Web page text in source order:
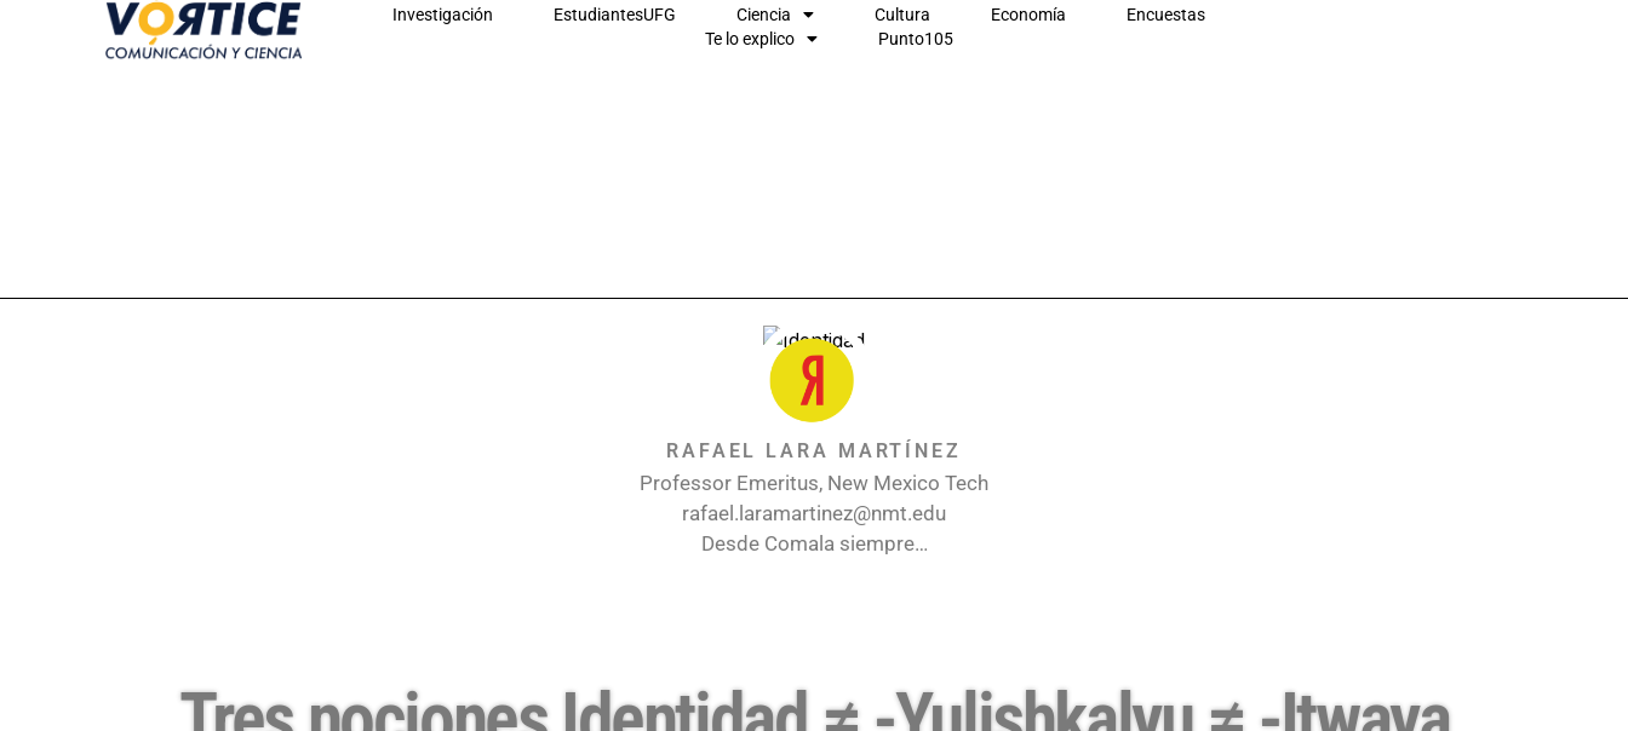
Investigación EstudiantesUFG Ciencia Cultura Economía
Encuestas
Te lo explico
Punto105
RAFAEL LARA MARTÍNEZ
Professor Emeritus, New Mexico Tech
rafael.laramartinez@nmt.edu
Desde Comala siempre…